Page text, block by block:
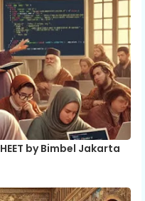
by Bimbel Jakarta